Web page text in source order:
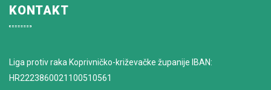
KONTAKT
Liga protiv raka Koprivničko-križevačke županije IBAN:
HR2223860021100510561